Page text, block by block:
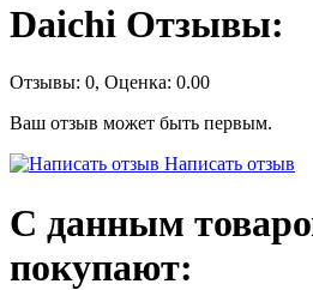
Daichi Отзывы:
Отзывы: 0, Оценка: 0.00
Ваш отзыв может быть первым.
Написать отзыв
С данным
покупают: